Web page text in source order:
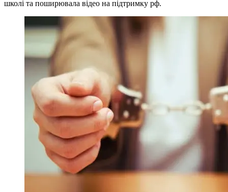
школі та поширювала відео на підтримку рф.